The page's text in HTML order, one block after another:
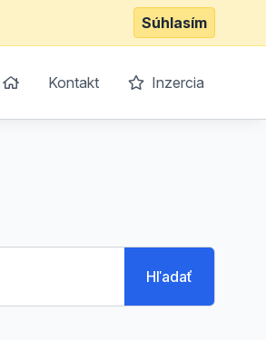
Súhlasím
Kontakt Inzercia
Hľadať